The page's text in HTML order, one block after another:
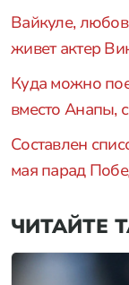
Вайкуле,
живет актер
Куда можно
вместо Анапы,
Составлен
мая парад
ЧИТАЙТЕ